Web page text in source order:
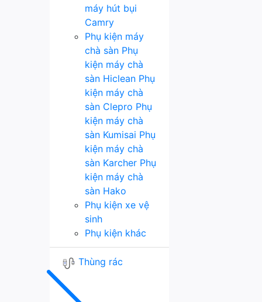
máy hút bụi
Camry
Phụ kiện máy
chà sàn Phụ
kiện máy chà
sàn Hiclean Phụ
kiện máy chà
sàn Clepro Phụ
kiện máy chà
sàn Kumisai Phụ
kiện máy chà
sàn Karcher Phụ
kiện máy chà
sàn Hako
Phụ kiện xe vệ
sinh
Phụ kiện khác
Thùng rác